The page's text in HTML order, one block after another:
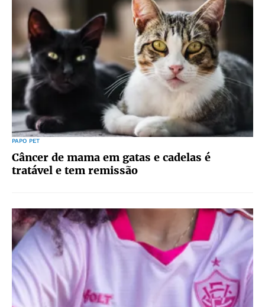
PAPO PET
Câncer de mama em gatas e cadelas é
tratável e tem remissão